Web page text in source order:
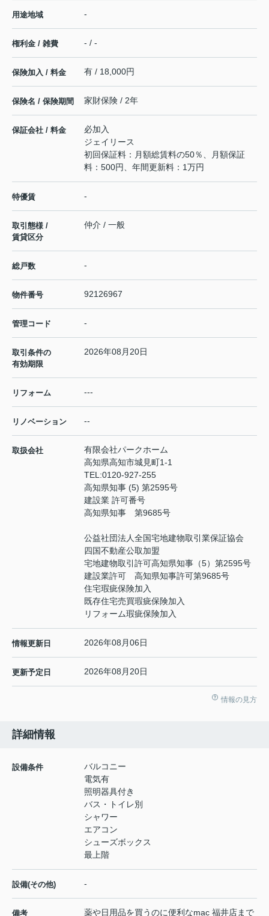
用途地域 -
権利金 / 雑費 - / -
保険加入 / 料金 有 / 18,000円
保険名 / 保険期間 家財保険 / 2年
保証会社 / 料金
必加入
ジェイリース
初回保証料：月額総賃料の50％、月額保証
料：500円、年間更新料：1万円
特優賃 -
取引態様 /
賃貸区分
仲介 / 一般
総戸数 -
物件番号 92126967
管理コード -
取引条件の
有効期限
2026年08月20日
リフォーム ---
リノベーション --
取扱会社
有限会社パークホーム
高知県高知市城見町1-1
TEL:0120-927-255
高知県知事 (5) 第2595号
建設業 許可番号
高知県知事 第9685号
公益社団法人全国宅地建物取引業保証協会
四国不動産公取加盟
宅地建物取引許可高知県知事（5）第2595号
建設業許可 高知県知事許可第9685号
住宅瑕疵保険加入
既存住宅売買瑕疵保険加入
リフォーム瑕疵保険加入
情報更新日 2026年08月06日
更新予定日 2026年08月20日
情報の見方
詳細情報
設備条件
バルコニー
電気有
照明器具付き
バス・トイレ別
シャワー
エアコン
シューズボックス
最上階
設備(その他) -
備考 薬や日用品を買うのに便利なmac 福井店まで